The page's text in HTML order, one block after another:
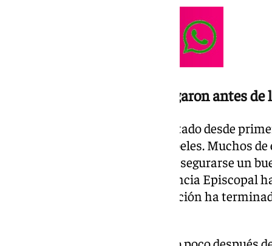
Los primeros peregrinos llegaron antes
Miles de peregrinos han abarrotado desde
calles cercanas a la Plaza de Cibeles. Muchos
de las siete de la mañana para asegurarse un
celebración. Aunque la Conferencia Episcopal
millón de inscritos, la participación ha